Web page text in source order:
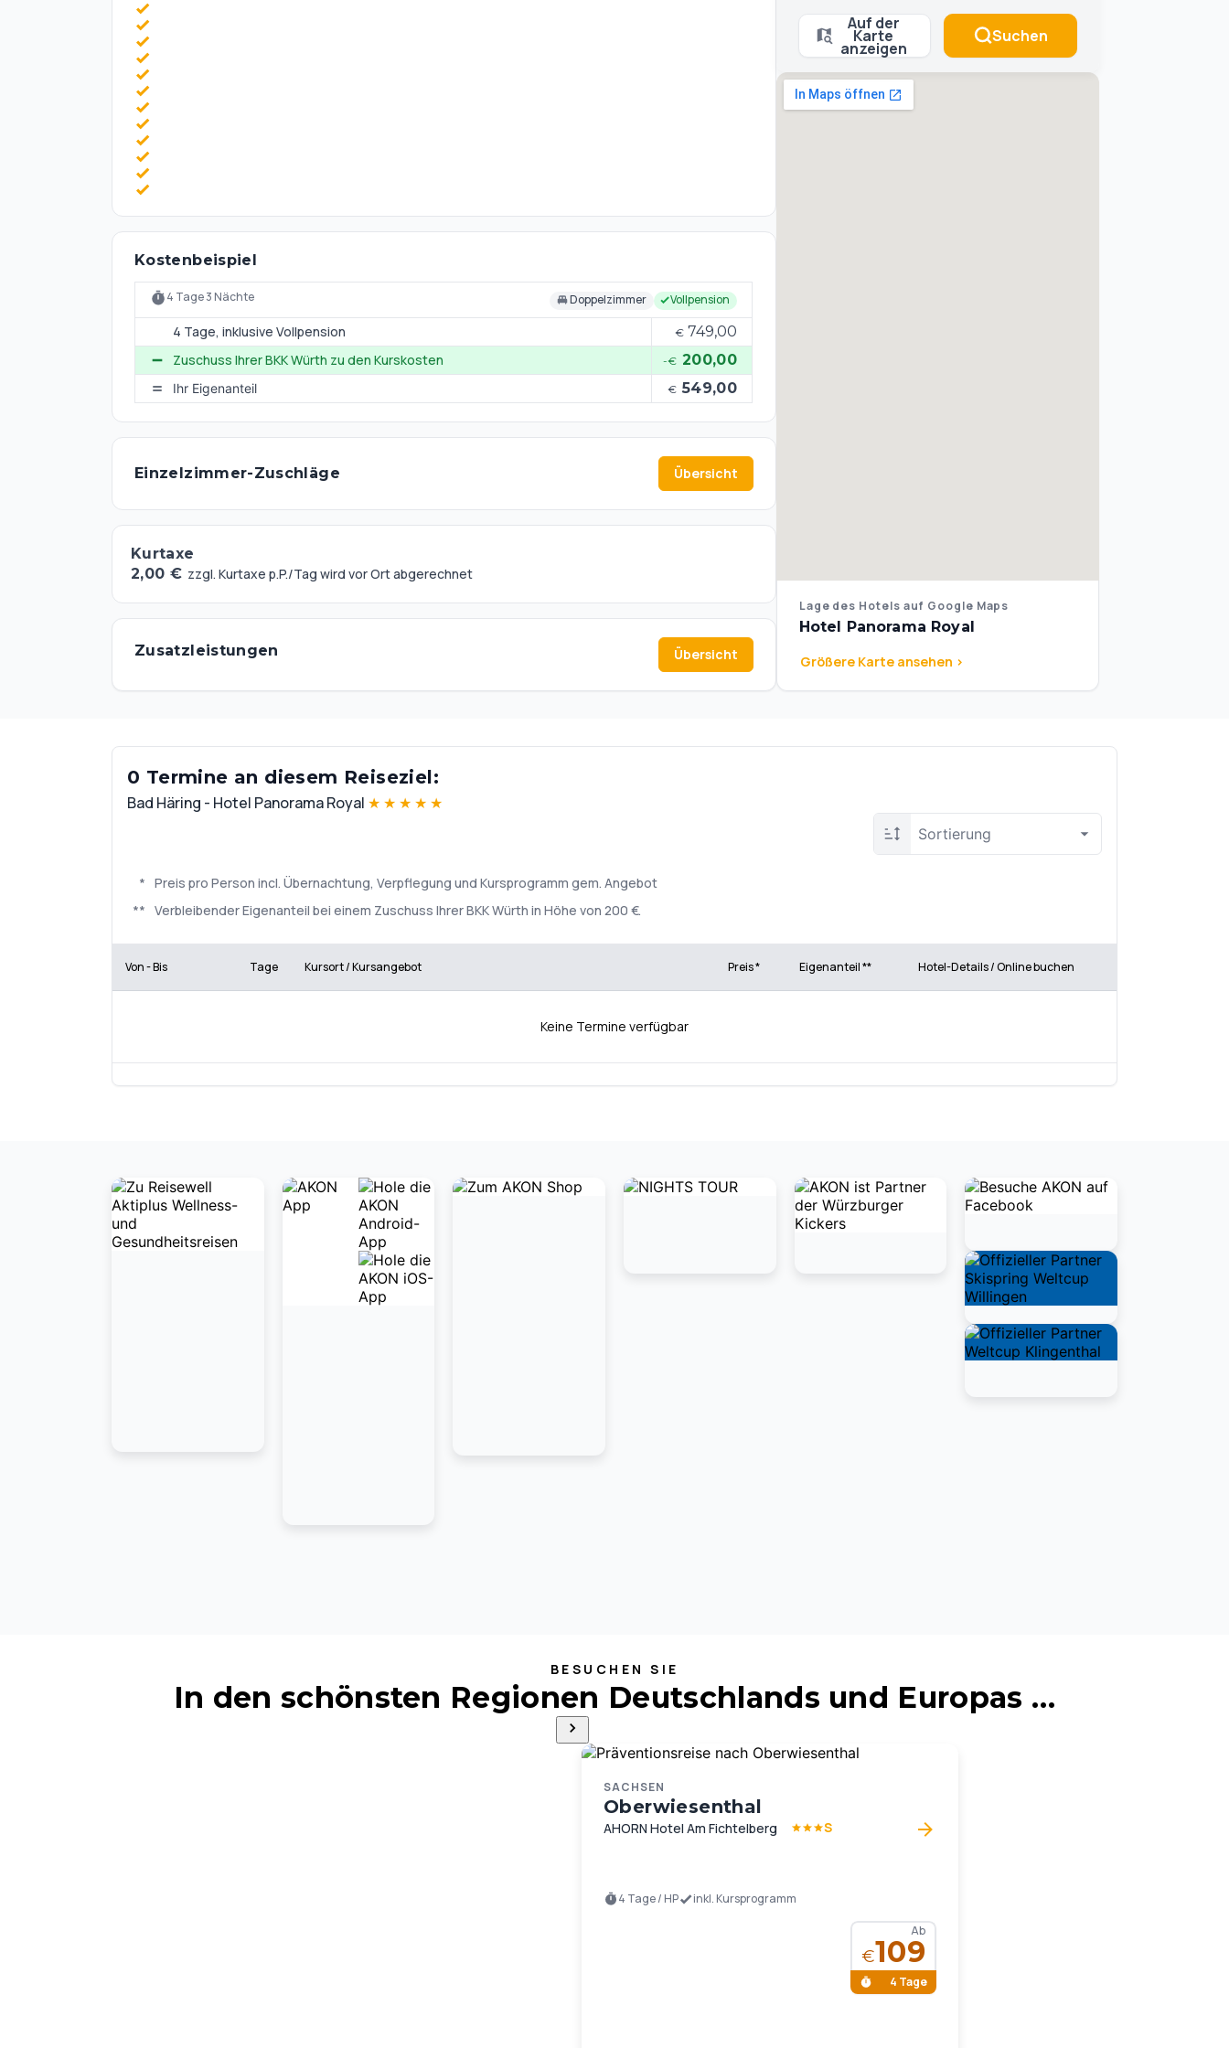
Attraktive Ausflugsziele, wie z.B. das prominente Kitzbühel, St. Johann und die beindruckende
Bergwelt mit ihren Almen rund um den Wilden Kaiser sind nur wenige Kilometer entfernt.
Kostenbeispiel
4 Tage 3 Nächte Doppelzimmer Vollpension
4 Tage, inklusive Vollpension € 749,00
Zuschuss Ihrer BKK Würth zu den Kurskosten
-€ 200,00
Ihr Eigenanteil € 549,00
Einzelzimmer-Zuschläge Übersicht
Kurtaxe
2,00 € zzgl. Kurtaxe p.P./Tag wird vor Ort abgerechnet
Zusatzleistungen Übersicht
Auf der
Karte
anzeigen
Suchen
Lage des Hotels auf Google Maps
Hotel Panorama Royal
Größere Karte ansehen >
0 Termine an diesem Reiseziel:
Bad Häring - Hotel Panorama Royal ★ ★ ★ ★ ★
Sortierung
* Preis pro Person incl. Übernachtung, Verpflegung und Kursprogramm gem. Angebot
** Verbleibender Eigenanteil bei einem Zuschuss Ihrer BKK Würth in Höhe von 200 €.
Von - Bis Tage Kursort / Kursangebot Preis * Eigenanteil ** Hotel-Details / Online buchen
Keine Termine verfügbar
BESUCHEN SIE
In den schönsten Regionen Deutschlands und Europas …
Ab
€109
4 Tage
SACHSEN
Oberwiesenthal
AHORN Hotel Am Fichtelberg S
4 Tage / HP inkl. Kursprogramm